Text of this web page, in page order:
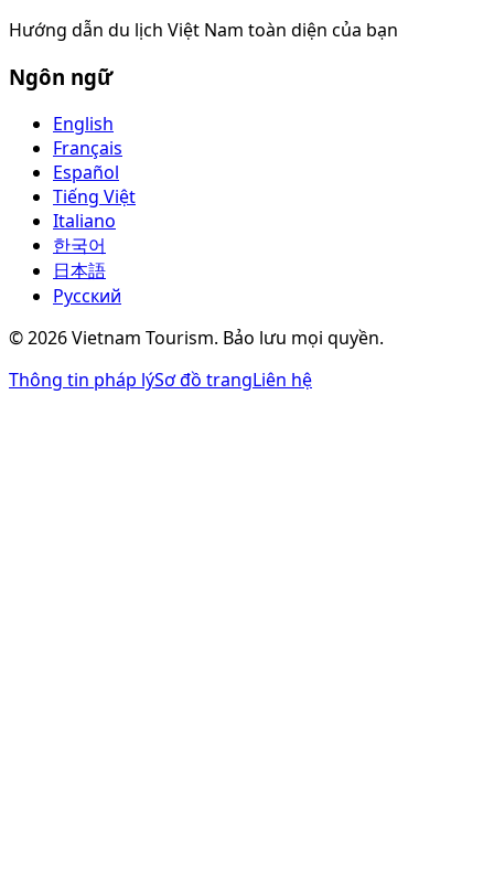
Hướng dẫn du lịch Việt Nam toàn diện của bạn
Ngôn ngữ
English
Français
Español
Tiếng Việt
Italiano
한국어
日本語
Русский
©2026Vietnam Tourism. Bảo lưu mọi quyền.
Thông tin pháp lýSơ đồ trangLiên hệ